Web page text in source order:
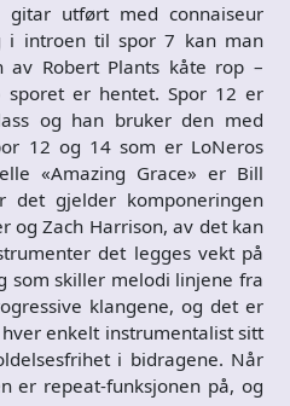
gitar utført med connaiseur
i introen til spor 7 kan man
Robert Plants kåte rop –
er hentet. Spor 12 er
og han bruker den med
12 og 14 som er LoNeros
«Amazing Grace» er Bill
det gjelder komponeringen
og Zach Harrison, av det kan
det legges vekt på
som skiller melodi linjene fra
klangene, og det er
enkelt instrumentalist sitt
i bidragene. Når
er repeat-funksjonen på, og